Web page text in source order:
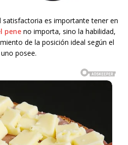
satisfactoria es importante tener en
pene no importa, sino la habilidad,
de la posición ideal según el
posee.